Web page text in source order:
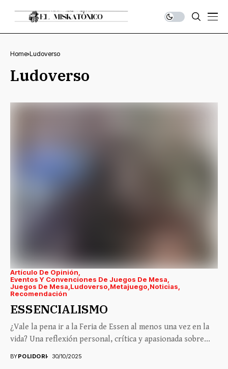
Home Ludoverso
Ludoverso
Artículo De Opinión
Eventos Y Convenciones De Juegos De Mesa
Juegos De Mesa Ludoverso Metajuego Noticias
Recomendación
ESSENCIALISMO
¿Vale la pena ir a la Feria de Essen al menos una vez en la
vida? Una reflexión personal, crítica y apasionada sobre...
BYPOLIDORI 30/10/2025